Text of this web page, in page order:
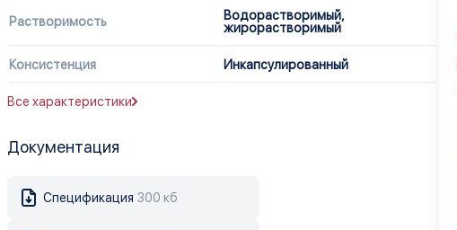
Растворимость
Водорастворимый,
жирорастворимый
Консистенция Инкапсулированный
Все характеристики
Документация
Спецификация 300 кб